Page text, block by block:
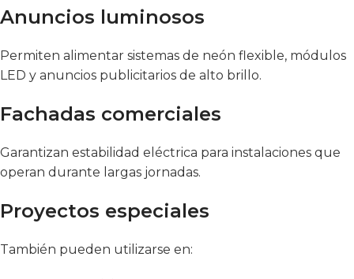
Anuncios luminosos
Permiten alimentar sistemas de neón flexible, módulos
LED y anuncios publicitarios de alto brillo.
Fachadas comerciales
Garantizan estabilidad eléctrica para instalaciones que
operan durante largas jornadas.
Proyectos especiales
También pueden utilizarse en: